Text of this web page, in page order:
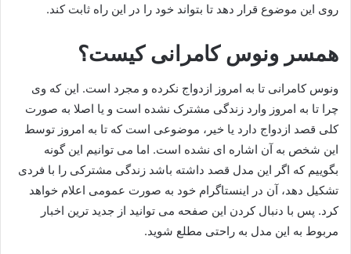
روی این موضوع قرار دهد تا بتواند خود را در این راه ثابت کند.
همسر ونوس کامرانی کیست؟
ونوس کامرانی تا به امروز ازدواج نکرده و مجرد است. این که وی
چرا تا به امروز وارد زندگی مشترک نشده است و یا اصلا به صورت
کلی قصد ازدواج دارد یا خیر، موضوعی است که تا به امروز توسط
این شخص به آن اشاره ای نشده است. اما می توانیم این گونه
بگوییم که اگر این مدل قصد داشته باشد زندگی مشترکی را با فردی
تشکیل دهد، آن در اینستاگرام خود به صورت عمومی اعلام خواهد
کرد. پس با دنبال کردن این صفحه می توانید از جدید ترین اخبار
مربوط به این مدل به راحتی مطلع شوید.